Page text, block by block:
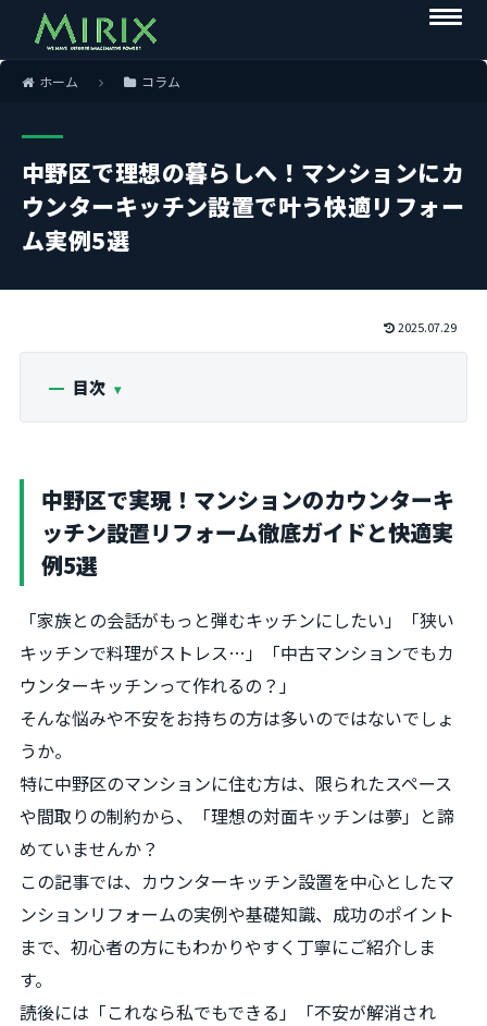
ホーム コラム
中野区で理想の暮らしへ！マンションにカ
ウンターキッチン設置で叶う快適リフォー
ム実例5選
2025.07.29
目次
中野区で実現！マンションのカウンターキ
ッチン設置リフォーム徹底ガイドと快適実
例5選
「家族との会話がもっと弾むキッチンにしたい」「狭い
キッチンで料理がストレス…」「中古マンションでもカ
ウンターキッチンって作れるの？」
そんな悩みや不安をお持ちの方は多いのではないでしょ
うか。
特に中野区のマンションに住む方は、限られたスペース
や間取りの制約から、「理想の対面キッチンは夢」と諦
めていませんか？
この記事では、カウンターキッチン設置を中心としたマ
ンションリフォームの実例や基礎知識、成功のポイント
まで、初心者の方にもわかりやすく丁寧にご紹介しま
す。
読後には「これなら私でもできる」「不安が解消され